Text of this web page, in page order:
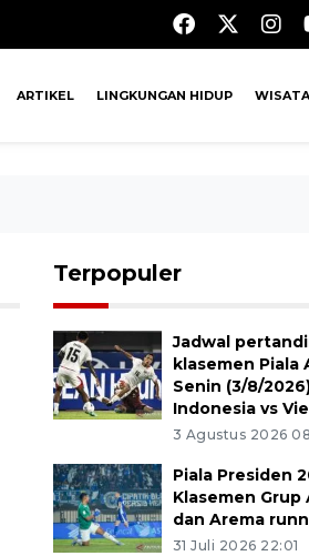
ARTIKEL LINGKUNGAN HIDUP WISATA
Terpopuler
Jadwal
klasemen Piala
Senin (3/8/
Indonesia vs
3 Agustus 2026
Piala Presiden
Klasemen Grup
dan Arema
31 Juli 2026 22:01